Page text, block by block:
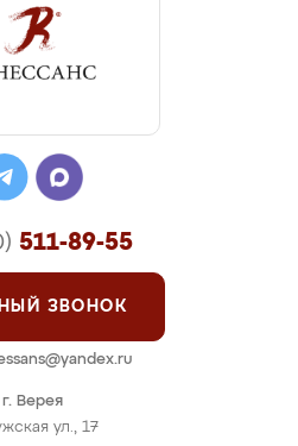
г. Верея
ул., 17
511-89-55
ЗВОНОК